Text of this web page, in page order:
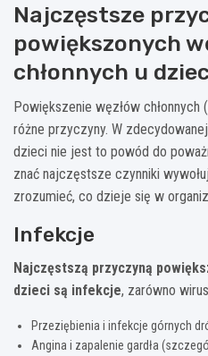
Najczęstsze
powiększonych
chłonnych u
Powiększenie węzłów
różne przyczyny. W
dzieci nie jest to powód do
znać najczęstsze czynniki
zrozumieć, co dzieje się w
Infekcje
Najczęstszą przyczyną
dzieci są infekcje, zarówno
Przeziębienia i infekcje górnych
Angina i zapalenie gardła